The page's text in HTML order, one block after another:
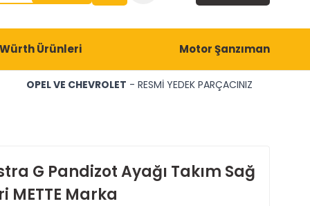
Würth Ürünleri Motor Şanzıman
OPEL VE CHEVROLET - RESMİ YEDEK PARÇACINIZ
G Pandizot Ayağı Takım Sağ
METTE Marka